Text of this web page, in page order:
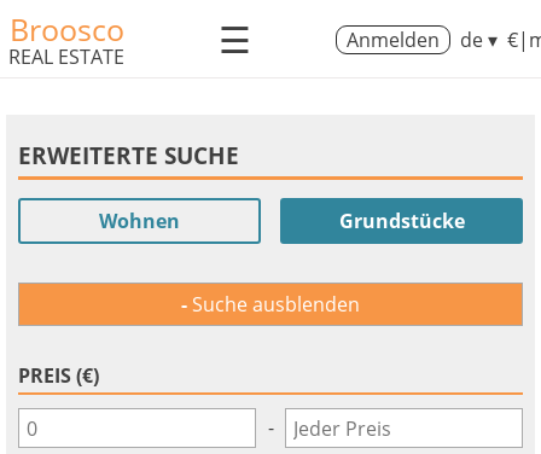
Broosco
REAL ESTATE ☰ Anmelden de ▾
ERWEITERTE SUCHE
Wohnen Grundstücke
Suche ausblenden
PREIS (€)
-